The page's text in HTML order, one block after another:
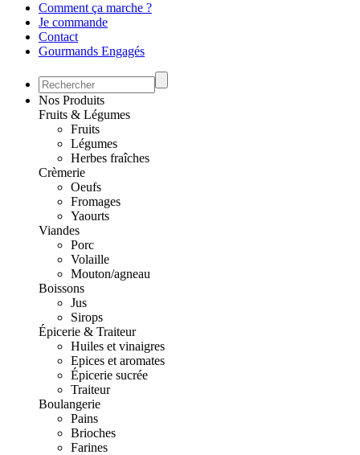
Comment ça marche ?
Je commande
Contact
Gourmands Engagés
Nos Produits
Fruits & Légumes
Fruits
Légumes
Herbes fraîches
Crèmerie
Oeufs
Fromages
Yaourts
Viandes
Porc
Volaille
Mouton/agneau
Boissons
Jus
Sirops
Épicerie & Traiteur
Huiles et vinaigres
Epices et aromates
Épicerie sucrée
Traiteur
Boulangerie
Pains
Brioches
Farines